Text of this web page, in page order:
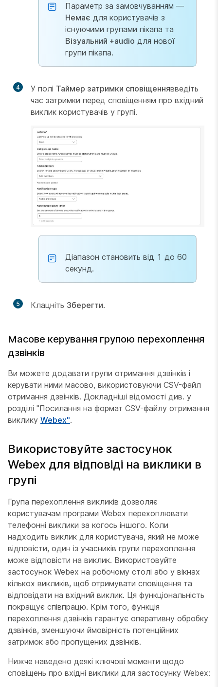
Параметр за замовчуванням —
Немає для користувачів з
існуючими групами пікапа та
Візуальний +audio для нової
групи пікапа.
4 У полі Таймер затримки сповіщеннявведіть
час затримки перед сповіщенням про вхідний
виклик користувачів у групі.
Діапазон становить від 1 до 60
секунд.
5 Клацніть Зберегти.
Масове керування групою перехоплення
дзвінків
Ви можете додавати групи отримання дзвінків і
керувати ними масово, використовуючи CSV-файл
отримання дзвінків. Докладніші відомості див. у
розділі "Посилання на формат CSV-файлу отримання
виклику Webex".
Використовуйте застосунок
Webex для відповіді на виклики в
групі
Група перехоплення викликів дозволяє
користувачам програми Webex перехоплювати
телефонні виклики за когось іншого. Коли
надходить виклик для користувача, який не може
відповісти, один із учасників групи перехоплення
може відповісти на виклик. Використовуйте
застосунок Webex на робочому столі або у вікнах
кількох викликів, щоб отримувати сповіщення та
відповідати на вхідний виклик. Ця функціональність
покращує співпрацю. Крім того, функція
перехоплення дзвінків гарантує оперативну обробку
дзвінків, зменшуючи ймовірність потенційних
затримок або пропущених дзвінків.
Нижче наведено деякі ключові моменти щодо
сповіщень про вхідні виклики для застосунку Webex: